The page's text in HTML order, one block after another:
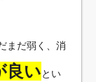
まだ弱く、消
良いとい